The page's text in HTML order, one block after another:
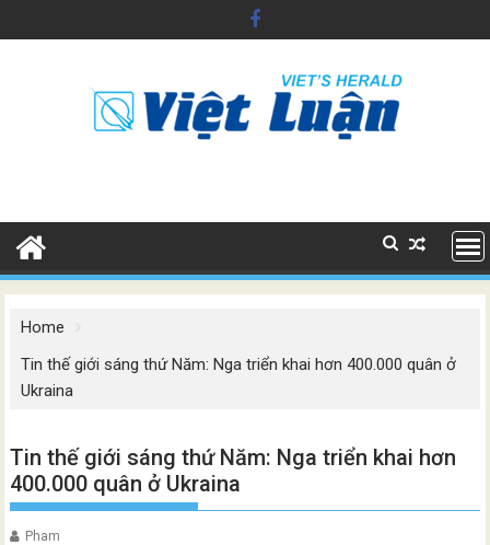
to
Home
Tin thế giới sáng thứ Năm: Nga triển khai hơn 400.000 quân ở
Ukraina
Tin thế giới sáng thứ Năm: Nga triển khai hơn
400.000 quân ở Ukraina
Pham